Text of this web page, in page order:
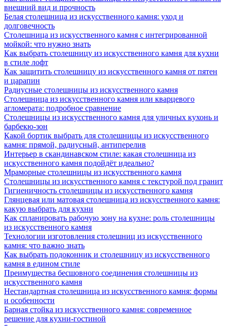
внешний вид и прочность
Белая столешница из искусственного камня: уход и
долговечность
Столешница из искусственного камня с интегрированной
мойкой: что нужно знать
Как выбрать столешницу из искусственного камня для кухни
в стиле лофт
Как защитить столешницу из искусственного камня от пятен
и царапин
Радиусные столешницы из искусственного камня
Столешница из искусственного камня или кварцевого
агломерата: подробное сравнение
Столешницы из искусственного камня для уличных кухонь и
барбекю-зон
Какой бортик выбрать для столешницы из искусственного
камня: прямой, радиусный, антиперелив
Интерьер в скандинавском стиле: какая столешница из
искусственного камня подойдёт идеально?
Мраморные столешницы из искусственного камня
Столешницы из искусственного камня с текстурой под гранит
Гигиеничность столешницы из искусственного камня
Глянцевая или матовая столешница из искусственного камня:
какую выбрать для кухни
Как спланировать рабочую зону на кухне: роль столешницы
из искусственного камня
Технологии изготовления столешниц из искусственного
камня: что важно знать
Как выбрать подоконник и столешницу из искусственного
камня в едином стиле
Преимущества бесшовного соединения столешницы из
искусственного камня
Нестандартная столешница из искусственного камня: формы
и особенности
Барная стойка из искусственного камня: современное
решение для кухни-гостиной